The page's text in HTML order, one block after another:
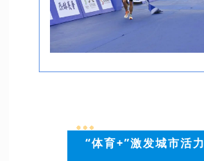
“体育+”激发城市活力